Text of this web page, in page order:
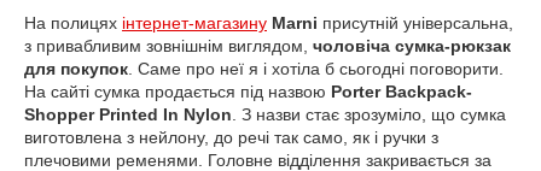
На полицях інтернет-магазину Marni присутній універсальна,
з привабливим зовнішнім виглядом, чоловіча сумка-рюкзак
для покупок . Саме про неї я і хотіла б сьогодні поговорити.
На сайті сумка продається під назвою Porter Backpack-
Shopper Printed In Nylon . З назви стає зрозуміло, що сумка
виготовлена з нейлону, до речі так само, як і ручки з
плечовими ременями. Головне відділення закривається за